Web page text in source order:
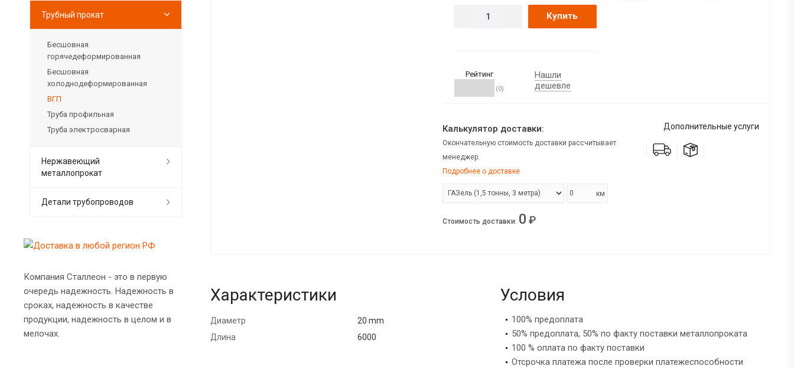
Купить
Рейтинг
(0)
Нашли
дешевле
Калькулятор доставки:
Окончательную стоимость доставки рассчитывает
менеджер.
Подробнее о доставке
км
Стоимость доставки: 0 ₽
Дополнительные услуги
Характеристики
Диаметр
20 mm
Длина
6000
Условия
100% предоплата
50% предоплата, 50% по факту поставки металлопроката
100 % оплата по факту поставки
Отсрочка платежа после проверки платежеспособности
Трубный прокат
Бесшовная
горячедеформированная
Бесшовная
холоднодеформированная
ВГП
Труба профильная
Труба электросварная
Нержавеющий
металлопрокат
Детали трубопроводов
Компания Сталлеон - это в первую
очередь надежность. Надежность в
сроках, надежность в качестве
продукции, надежность в целом и в
мелочах.